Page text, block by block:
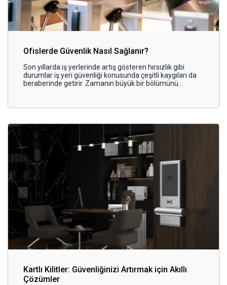
Ofislerde Güvenlik Nasıl Sağlanır?
Son yıllarda iş yerlerinde artış gösteren hırsızlık gibi
durumlar iş yeri güvenliği konusunda çeşitli kaygıları da
beraberinde getirir. Zamanın büyük bir bölümünü
gelebilmekte
Kartlı Kilitler: Güvenliğinizi Artırmak için Akıllı
Çözümler